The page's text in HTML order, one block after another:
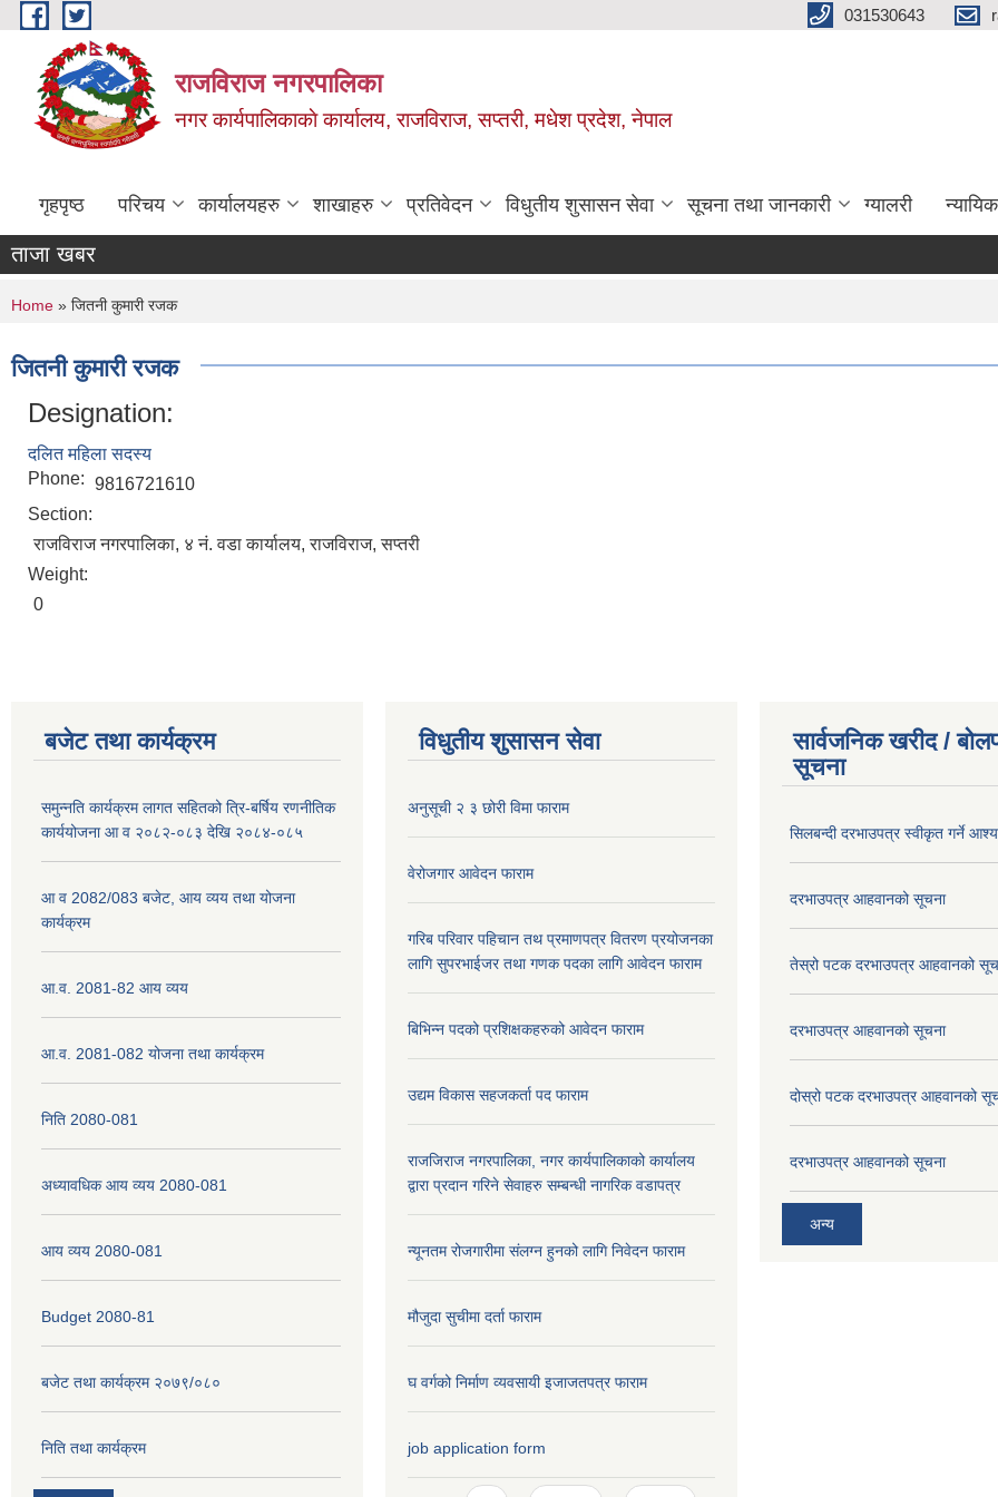
Skip to main content 031530643
राजविराज नगरपालिका
नगर कार्यपालिकाकाे कार्यालय, राजविराज, सप्तरी, मधेश प्रदेश, नेपाल
गृहपृष्ठ परिचय कार्यालयहरु शाखाहरु प्रतिवेदन विधुतीय शुसासन सेवा सूचना तथा जानकारी ग्यालरी
ताजा खबर
You are here
Home » जितनी कुमारी रजक
जितनी कुमारी रजक
Designation:
दलित महिला सदस्य
Phone: 9816721610
Section:
राजविराज नगरपालिका, ४ नं. वडा कार्यालय, राजविराज, सप्तरी
Weight:
0
बजेट तथा कार्यक्रम
समुन्नति कार्यक्रम लागत सहितको त्रि-बर्षिय रणनीतिक
कार्ययोजना आ व २०८२-०८३ देखि २०८४-०८५
आ व 2082/083 बजेट, आय व्यय तथा योजना
कार्यक्रम
आ.व. 2081-82 आय व्यय
आ.व. 2081-082 योजना तथा कार्यक्रम
निति 2080-081
अध्यावधिक आय व्यय 2080-081
आय व्यय 2080-081
Budget 2080-81
बजेट तथा कार्यक्रम २०७९/०८०
निति तथा कार्यक्रम
विधुतीय शुसासन सेवा
अनुसूची २ ३ छोरी विमा फाराम
वेरोजगार आवेदन फाराम
गरिब परिवार पहिचान तथ प्रमाणपत्र वितरण प्रयोजनका
लागि सुपरभाईजर तथा गणक पदका लागि आवेदन फाराम
बिभिन्न पदको प्रशिक्षकहरुको आवेदन फाराम
उद्यम विकास सहजकर्ता पद फाराम
राजजिराज नगरपालिका, नगर कार्यपालिकाको कार्यालय
द्वारा प्रदान गरिने सेवाहरु सम्बन्धी नागरिक वडापत्र
न्यूनतम रोजगारीमा संलग्न हुनको लागि निवेदन फाराम
मौजुदा सुचीमा दर्ता फाराम
घ वर्गको निर्माण व्यवसायी इजाजतपत्र फाराम
job application form
सार्वजनिक खरीद /
सूचना
सिलबन्दी दरभाउपत्र स्वीकृत गर्ने
दरभाउपत्र आहवानको सूचना
तेस्रो पटक दरभाउपत्र आहवानको
दरभाउपत्र आहवानको सूचना
दोस्रो पटक दरभाउपत्र आहवानको
दरभाउपत्र आहवानको सूचना
अन्य